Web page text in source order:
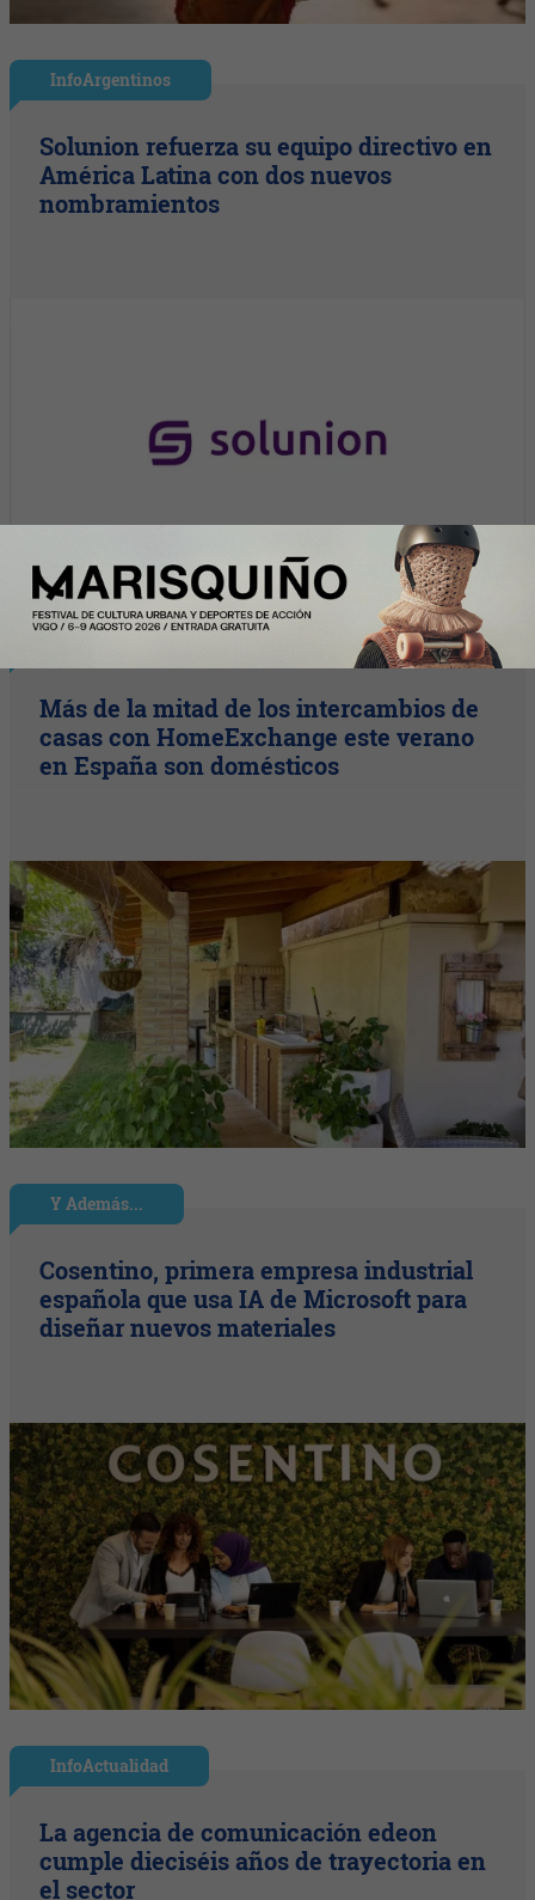
InfoArgentinos
Solunion refuerza su equipo directivo en
América Latina con dos nuevos
nombramientos
Más de la mitad de los intercambios de
casas con HomeExchange este verano
en España son domésticos
Y Además...
Cosentino, primera empresa industrial
española que usa IA de Microsoft para
diseñar nuevos materiales
InfoActualidad
La agencia de comunicación edeon
cumple dieciséis años de trayectoria en
el sector